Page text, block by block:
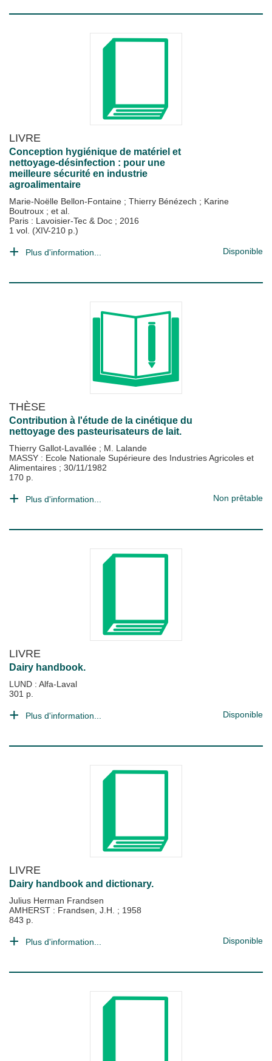
LIVRE
Conception hygiénique de matériel et
nettoyage-désinfection : pour une
meilleure sécurité en industrie
agroalimentaire
Marie-Noëlle Bellon-Fontaine ; Thierry Bénézech ; Karine
Boutroux ; et al.
Paris : Lavoisier-Tec & Doc ; 2016
1 vol. (XIV-210 p.)
Plus d'information... Disponible
THÈSE
Contribution à l'étude de la cinétique du
nettoyage des pasteurisateurs de lait.
Thierry Gallot-Lavallée ; M. Lalande
MASSY : Ecole Nationale Supérieure des Industries Agricoles et
Alimentaires ; 30/11/1982
170 p.
Plus d'information... Non prêtable
LIVRE
Dairy handbook.
LUND : Alfa-Laval
301 p.
Plus d'information... Disponible
LIVRE
Dairy handbook and dictionary.
Julius Herman Frandsen
AMHERST : Frandsen, J.H. ; 1958
843 p.
Plus d'information... Disponible